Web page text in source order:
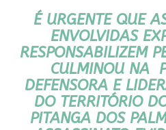
É URGENTE QUE
ENVOLVIDAS
RESPONSABILIZEM
CULMINOU NA
DEFENSORA E
DO TERRITÓRIO
PITANGA DOS